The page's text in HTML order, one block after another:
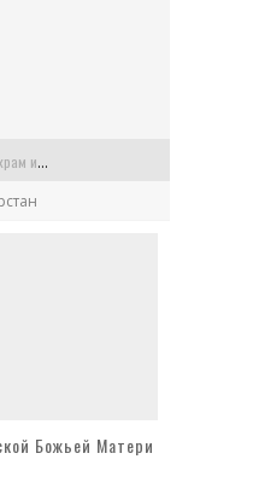
Преображенский храм или Спасская церковь в старинной усадьбе Балашихи
Божьей Матери